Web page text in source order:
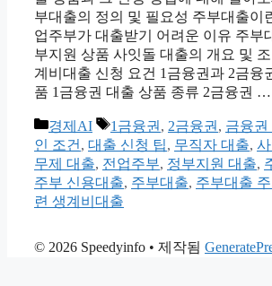
부대출의 정의 및 필요성 주부대출이
업주부가 대출받기 어려운 이유 주부
부지원 상품 사잇돌 대출의 개요 및
계비대출 신청 요건 1금융권과 2금융
품 1금융권 대출 상품 종류 2금융권 …
카
테
고
리
경제AI
태
그
1금융권 , 2금융권 , 금융권
인 조건 , 대출 신청 팁, 무직자 대출,
무제 대출, 전업주부, 정부지원 대출,
주부 신용대출, 주부대출, 주부대출
련 생계비대출
© 2026 Speedyinfo • 제작됨